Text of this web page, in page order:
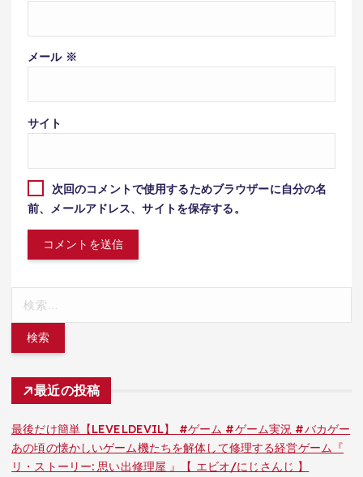
メール ※
サイト
次回のコメントで使用するためブラウザーに自分の名
前、メールアドレス、サイトを保存する。
最近の投稿
最後だけ簡単【LEVELDEVIL】 #ゲーム #ゲーム実況 #バカゲー
あの頃の懐かしいゲーム機たちを解体して修理する経営ゲーム『
リ・ストーリー: 思い出修理屋 』【 エビオ/にじさんじ 】